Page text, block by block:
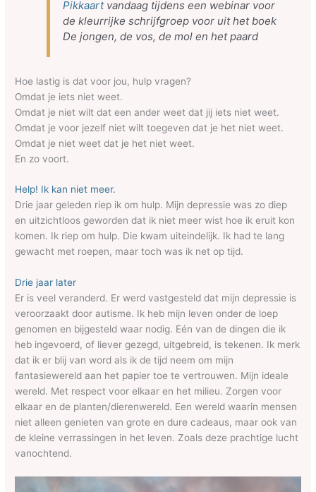
Pikkaart vandaag tijdens een webinar voor
de kleurrijke schrijfgroep voor uit het boek
De jongen, de vos, de mol en het paard
Hoe lastig is dat voor jou, hulp vragen?
Omdat je iets niet weet.
Omdat je niet wilt dat een ander weet dat jij iets niet weet.
Omdat je voor jezelf niet wilt toegeven dat je het niet weet.
Omdat je niet weet dat je het niet weet.
En zo voort.
Help! Ik kan niet meer.
Drie jaar geleden riep ik om hulp. Mijn depressie was zo diep
en uitzichtloos geworden dat ik niet meer wist hoe ik eruit kon
komen. Ik riep om hulp. Die kwam uiteindelijk. Ik had te lang
gewacht met roepen, maar toch was ik net op tijd.
Drie jaar later
Er is veel veranderd. Er werd vastgesteld dat mijn depressie is
veroorzaakt door autisme. Ik heb mijn leven onder de loep
genomen en bijgesteld waar nodig. Eén van de dingen die ik
heb ingevoerd, of liever gezegd, uitgebreid, is tekenen. Ik merk
dat ik er blij van word als ik de tijd neem om mijn
fantasiewereld aan het papier toe te vertrouwen. Mijn ideale
wereld. Met respect voor elkaar en het milieu. Zorgen voor
elkaar en de planten/dierenwereld. Een wereld waarin mensen
niet alleen genieten van grote en dure cadeaus, maar ook van
de kleine verrassingen in het leven. Zoals deze prachtige lucht
vanochtend.